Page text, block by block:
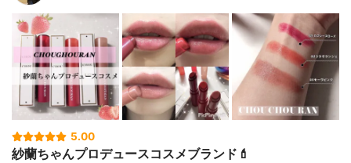
5.00
紗蘭ちゃんプロデュースコスメブランド💄